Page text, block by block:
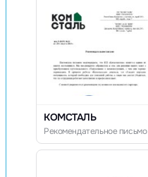
КОМСТАЛЬ
Рекомендательное письмо